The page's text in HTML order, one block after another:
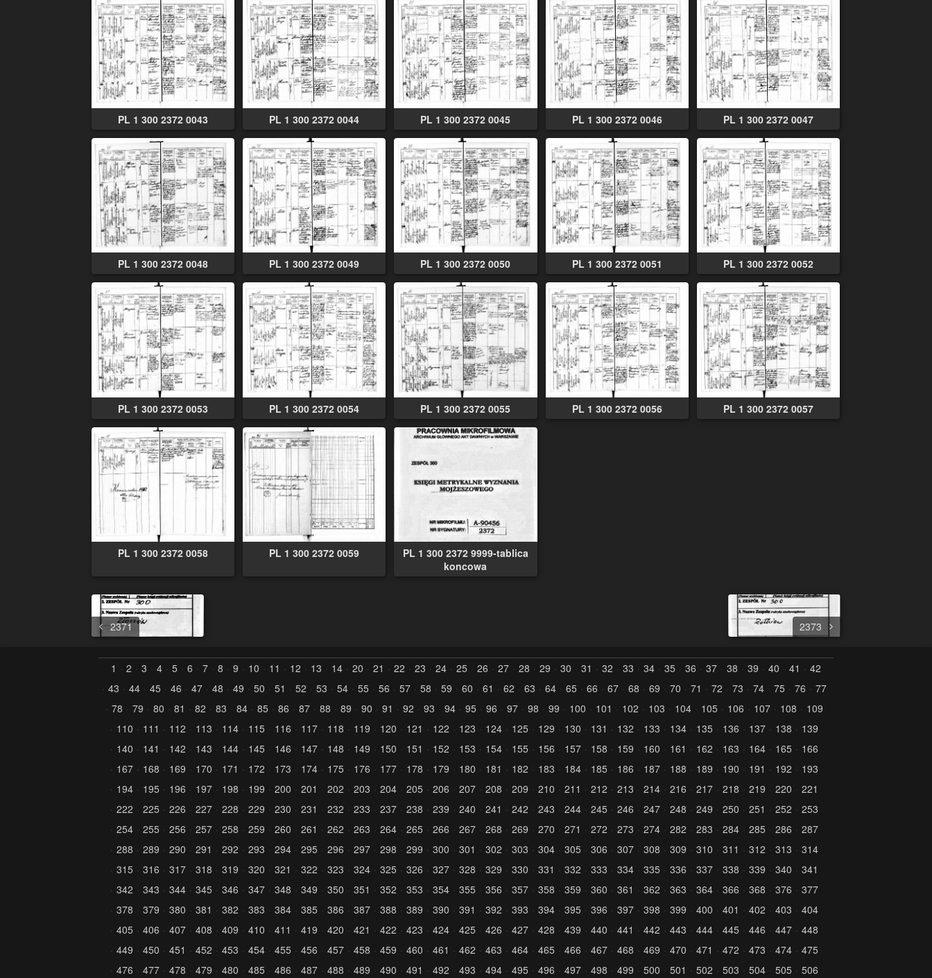
PL 1 300 2372 0043 PL 1 300 2372 0044 PL 1 300 2372 0045 PL 1 300 2372 0046 PL 1 300 2372 0047
PL 1 300 2372 0048 PL 1 300 2372 0049 PL 1 300 2372 0050 PL 1 300 2372 0051 PL 1 300 2372 0052
PL 1 300 2372 0053 PL 1 300 2372 0054 PL 1 300 2372 0055 PL 1 300 2372 0056 PL 1 300 2372 0057
PL 1 300 2372 0058 PL 1 300 2372 0059
PL 1 300 2372 9999-tablica
koncowa
2371 2373
1 2 3 4 5 6 7 8 9 10 11 12 13 14 20 21 22 23 24 25 26 27 28 29 30 31 32 33 34 35 36 37 38 39 40 41
42
43
44 45 46 47 48 49 50 51 52 53 54 55 56 57 58 59 60 61 62 63 64 65 66 67 68 69 70 71 72 73 74 75 76
77
78
79 80 81 82 83 84 85 86 87 88 89 90 91 92 93 94 95 96 97 98 99 100 101 102 103 104 105 106 107 108
109
110
111 112 113 114 115 116 117 118 119 120 121 122 123 124 125 129 130 131 132 133 134 135 136 137 138
139
140
141 142 143 144 145 146 147 148 149 150 151 152 153 154 155 156 157 158 159 160 161 162 163 164 165
166
167
168 169 170 171 172 173 174 175 176 177 178 179 180 181 182 183 184 185 186 187 188 189 190 191 192
193
194
195 196 197 198 199 200 201 202 203 204 205 206 207 208 209 210 211 212 213 214 216 217 218 219 220
221
222
225 226 227 228 229 230 231 232 233 237 238 239 240 241 242 243 244 245 246 247 248 249 250 251 252
253
254
255 256 257 258 259 260 261 262 263 264 265 266 267 268 269 270 271 272 273 274 282 283 284 285 286
287
288
289 290 291 292 293 294 295 296 297 298 299 300 301 302 303 304 305 306 307 308 309 310 311 312 313
314
315
316 317 318 319 320 321 322 323 324 325 326 327 328 329 330 331 332 333 334 335 336 337 338 339 340
341
342
343 344 345 346 347 348 349 350 351 352 353 354 355 356 357 358 359 360 361 362 363 364 366 368 376
377
378
379 380 381 382 383 384 385 386 387 388 389 390 391 392 393 394 395 396 397 398 399 400 401 402 403
404
405
406 407 408 409 410 411 419 420 421 422 423 424 425 426 427 428 439 440 441 442 443 444 445 446 447
448
449
450 451 452 453 454 455 456 457 458 459 460 461 462 463 464 465 466 467 468 469 470 471 472 473 474
475
476
477 478 479 480 485 486 487 488 489 490 491 492 493 494 495 496 497 498 499 500 501 502 503 504 505 506